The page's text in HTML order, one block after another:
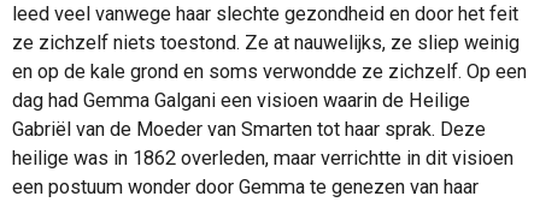
leed veel vanwege haar slechte gezondheid en door het feit
ze zichzelf niets toestond. Ze at nauwelijks, ze sliep weinig
en op de kale grond en soms verwondde ze zichzelf. Op een
dag had Gemma Galgani een visioen waarin de Heilige
Gabriël van de Moeder van Smarten tot haar sprak. Deze
heilige was in 1862 overleden, maar verrichtte in dit visioen
een postuum wonder door Gemma te genezen van haar